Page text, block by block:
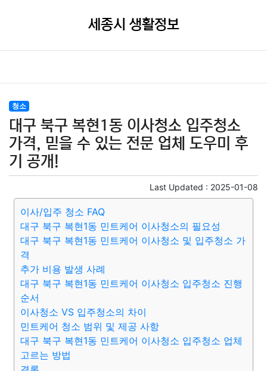
세종시 생활정보
청소
대구 북구 복현1동 이사청소 입주청소
가격, 믿을 수 있는 전문 업체 도우미 후
기 공개!
Last Updated : 2025-01-08
이사/입주 청소 FAQ
대구 북구 복현1동 민트케어 이사청소의 필요성
대구 북구 복현1동 민트케어 이사청소 및 입주청소 가
격
추가 비용 발생 사례
대구 북구 복현1동 민트케어 이사청소 입주청소 진행
순서
이사청소 VS 입주청소의 차이
민트케어 청소 범위 및 제공 사항
대구 북구 복현1동 민트케어 이사청소 입주청소 업체
고르는 방법